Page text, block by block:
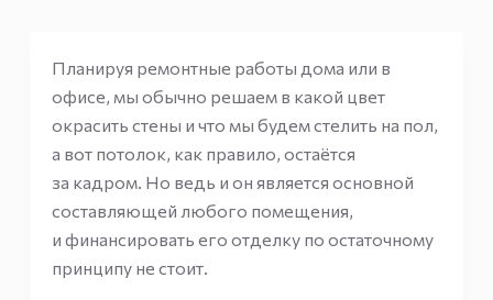
Планируя ремонтные работы дома или в
офисе, мы обычно решаем в какой цвет
окрасить стены и что мы будем стелить на пол,
а вот потолок, как правило, остаётся
за кадром. Но ведь и он является основной
составляющей любого помещения,
и финансировать его отделку по остаточному
принципу не стоит.